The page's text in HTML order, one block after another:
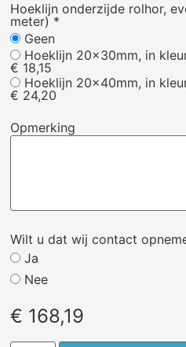
Hoeklijn onderzijde rolhor,
meter) *
Geen
Hoeklijn 20x30mm, in
€ 18,15
Hoeklijn 20x40mm, in
€ 24,20
Opmerking
Wilt u dat wij contact
Ja
Nee
€ 168,19